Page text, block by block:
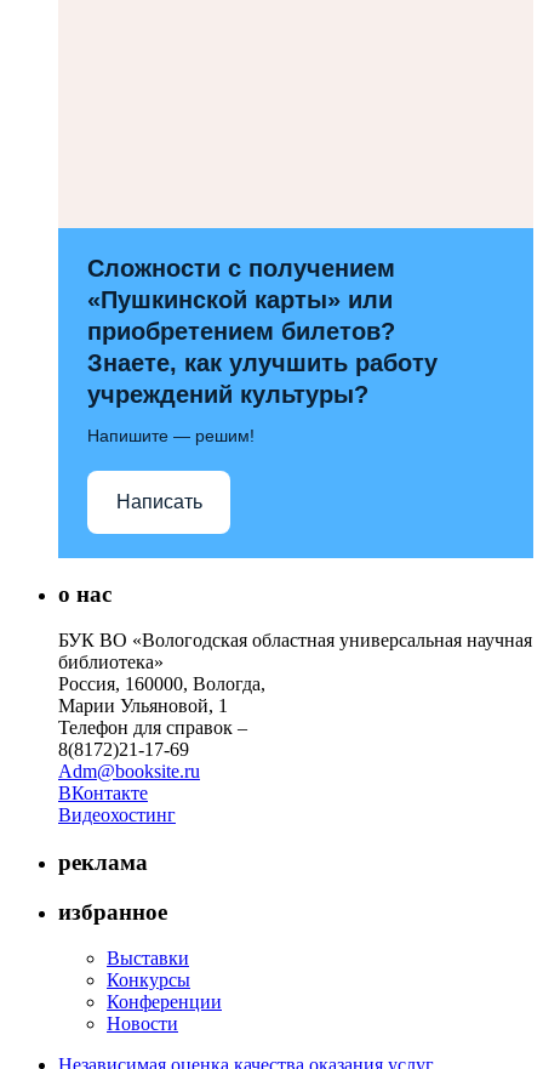
Сложности с получением
«Пушкинской карты» или
приобретением билетов?
Знаете, как улучшить работу
учреждений культуры?
Напишите — решим!
Написать
о нас
БУК ВО «Вологодская областная универсальная научная
библиотека»
Россия, 160000, Вологда,
Марии Ульяновой, 1
Телефон для справок –
8(8172)21-17-69
Adm@booksite.ru
ВКонтакте
Видеохостинг
реклама
избранное
Выставки
Конкурсы
Конференции
Новости